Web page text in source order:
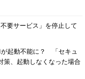
要サービス」を停止して
が起動不能に？ 「セキュ
策、起動しなくなった場合